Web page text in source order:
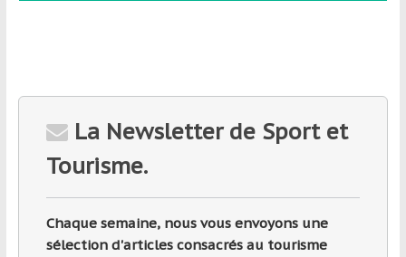
La Newsletter de Sport et
Tourisme.
Chaque semaine, nous vous envoyons une
sélection d'articles consacrés au tourisme